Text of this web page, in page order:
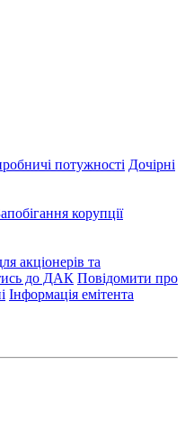
потужності Дочірні
корупції
акціонерів та
до ДАК Повідомити про
Інформація емітента